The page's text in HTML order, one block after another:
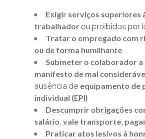
Exigir serviços superiores
trabalhadorou proibidos por
Tratar o empregado com
ou de forma humilhante
Submeter o colaborador a
manifesto de mal
ausência de equipamento de
individual (EPI)
Descumprir obrigações
salário, vale transporte,
Praticar atos lesivos à